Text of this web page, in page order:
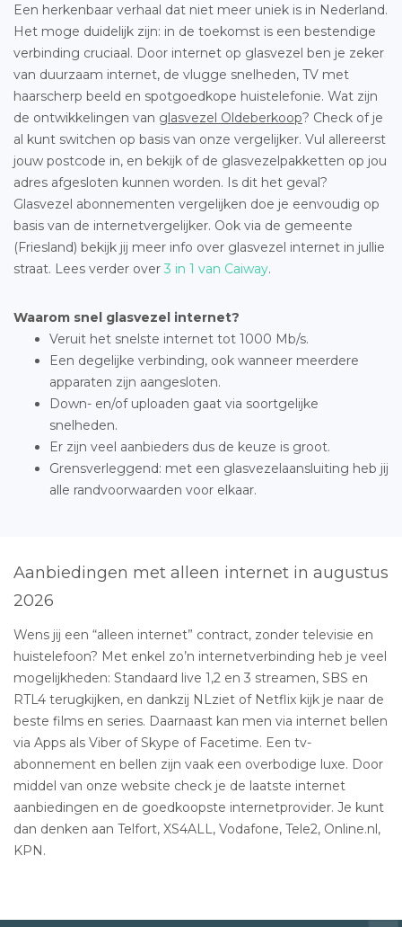
Een herkenbaar verhaal dat niet meer uniek is in Nederland.
Het moge duidelijk zijn: in de toekomst is een bestendige
verbinding cruciaal. Door internet op glasvezel ben je zeker
van duurzaam internet, de vlugge snelheden, TV met
haarscherp beeld en spotgoedkope huistelefonie. Wat zijn
de ontwikkelingen van glasvezel Oldeberkoop? Check of je
al kunt switchen op basis van onze vergelijker. Vul allereerst
jouw postcode in, en bekijk of de glasvezelpakketten op jou
adres afgesloten kunnen worden. Is dit het geval?
Glasvezel abonnementen vergelijken doe je eenvoudig op
basis van de internetvergelijker. Ook via de gemeente
(Friesland) bekijk jij meer info over glasvezel internet in jullie
straat. Lees verder over 3 in 1 van Caiway.
Waarom snel glasvezel internet?
Veruit het snelste internet tot 1000 Mb/s.
Een degelijke verbinding, ook wanneer meerdere
apparaten zijn aangesloten.
Down- en/of uploaden gaat via soortgelijke
snelheden.
Er zijn veel aanbieders dus de keuze is groot.
Grensverleggend: met een glasvezelaansluiting heb jij
alle randvoorwaarden voor elkaar.
Aanbiedingen met alleen internet in augustus
2026
Wens jij een “alleen internet” contract, zonder televisie en
huistelefoon? Met enkel zo’n internetverbinding heb je veel
mogelijkheden: Standaard live 1,2 en 3 streamen, SBS en
RTL4 terugkijken, en dankzij NLziet of Netflix kijk je naar de
beste films en series. Daarnaast kan men via internet bellen
via Apps als Viber of Skype of Facetime. Een tv-
abonnement en bellen zijn vaak een overbodige luxe. Door
middel van onze website check je de laatste internet
aanbiedingen en de goedkoopste internetprovider. Je kunt
dan denken aan Telfort, XS4ALL, Vodafone, Tele2, Online.nl,
KPN.